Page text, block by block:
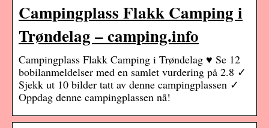
Campingplass Flakk Camping i
Trøndelag – camping.info
Campingplass Flakk Camping i Trøndelag ♥ Se 12
bobilanmeldelser med en samlet vurdering på 2.8 ✓
Sjekk ut 10 bilder tatt av denne campingplassen ✓
Oppdag denne campingplassen nå!